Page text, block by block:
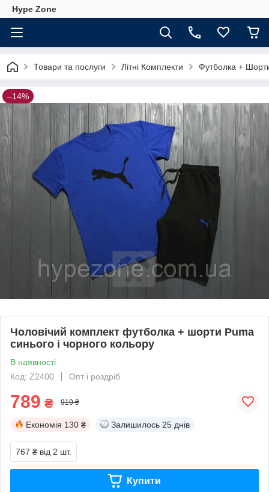
Hype Zone
Товари та послуги Літні Комплекти Футболка +
–14%
Чоловічий комплект футболка + шорти Puma
синього і чорного кольору
В наявності
Код: Z2400
Опт і роздріб
789 ₴ 919 ₴
Економія 130 ₴ Залишилось 25 днів
767 ₴ від 2 шт.
Купити